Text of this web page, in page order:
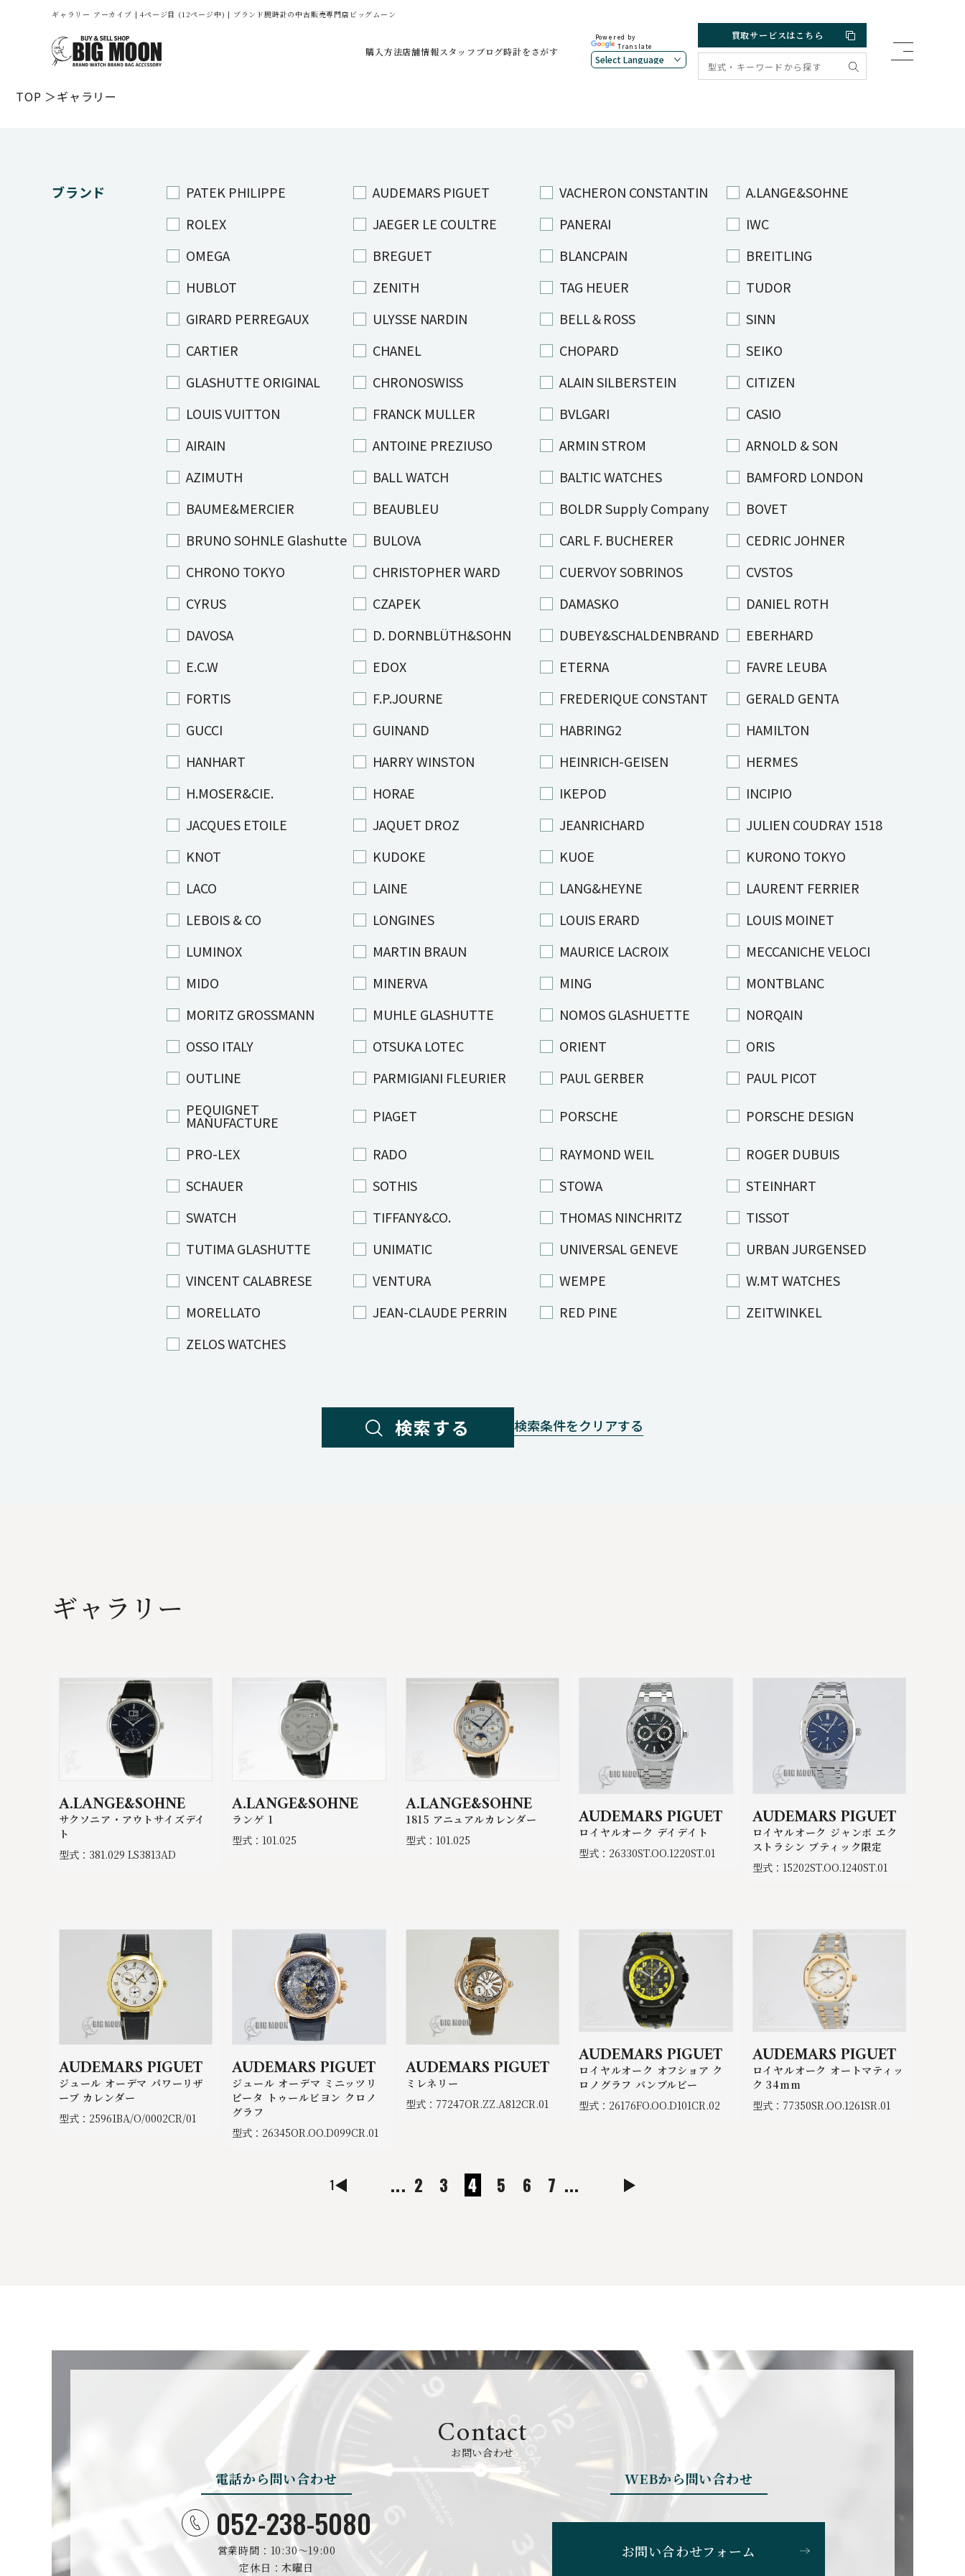
ギャラリー アーカイブ | 4ページ目 (12ページ中) | ブランド腕時計の中古販売専門店ビッグムーン
購入方法店舗情報スタッフブログ時計をさがす
Powered by
Translate
買取サービスはこちら
TOP ギャラリー
ブランド PATEK PHILIPPE AUDEMARS PIGUET VACHERON CONSTANTIN
A.LANGE&SOHNE
ROLEX
JAEGER LE COULTRE PANERAI
IWC
OMEGA
BREGUET BLANCPAIN
BREITLING
HUBLOT
ZENITH TAG HEUER
TUDOR
GIRARD PERREGAUX
ULYSSE NARDIN BELL＆ROSS
SINN
CARTIER
CHANEL CHOPARD
SEIKO
GLASHUTTE ORIGINAL
CHRONOSWISS ALAIN SILBERSTEIN
CITIZEN
LOUIS VUITTON
FRANCK MULLER BVLGARI
CASIO
AIRAIN
ANTOINE PREZIUSO ARMIN STROM
ARNOLD & SON
AZIMUTH
BALL WATCH BALTIC WATCHES
BAMFORD LONDON
BAUME&MERCIER
BEAUBLEU BOLDR Supply Company
BOVET
BRUNO SOHNLE Glashutte
BULOVA CARL F. BUCHERER
CEDRIC JOHNER
CHRONO TOKYO
CHRISTOPHER WARD CUERVOY SOBRINOS
CVSTOS
CYRUS
CZAPEK DAMASKO
DANIEL ROTH
DAVOSA
D. DORNBLÜTH&SOHN DUBEY&SCHALDENBRAND
EBERHARD
E.C.W
EDOX ETERNA
FAVRE LEUBA
FORTIS
F.P.JOURNE FREDERIQUE CONSTANT
GERALD GENTA
GUCCI
GUINAND HABRING2
HAMILTON
HANHART
HARRY WINSTON HEINRICH-GEISEN
HERMES
H.MOSER&CIE.
HORAE IKEPOD
INCIPIO
JACQUES ETOILE
JAQUET DROZ JEANRICHARD
JULIEN COUDRAY 1518
KNOT
KUDOKE KUOE
KURONO TOKYO
LACO
LAINE LANG&HEYNE
LAURENT FERRIER
LEBOIS & CO
LONGINES LOUIS ERARD
LOUIS MOINET
LUMINOX
MARTIN BRAUN MAURICE LACROIX
MECCANICHE VELOCI
MIDO
MINERVA MING
MONTBLANC
MORITZ GROSSMANN
MUHLE GLASHUTTE NOMOS GLASHUETTE
NORQAIN
OSSO ITALY
OTSUKA LOTEC ORIENT
ORIS
OUTLINE
PARMIGIANI FLEURIER PAUL GERBER
PAUL PICOT
PEQUIGNET
MANUFACTURE PIAGET PORSCHE PORSCHE DESIGN
PRO-LEX RADO RAYMOND WEIL
ROGER DUBUIS
SCHAUER
SOTHIS STOWA
STEINHART
SWATCH
TIFFANY&CO. THOMAS NINCHRITZ
TISSOT
TUTIMA GLASHUTTE
UNIMATIC UNIVERSAL GENEVE
URBAN JURGENSED
VINCENT CALABRESE
VENTURA WEMPE
W.MT WATCHES
MORELLATO
JEAN-CLAUDE PERRIN RED PINE
ZEITWINKEL
ZELOS WATCHES
検索する 検索条件をクリアする
ギャラリー
A.LANGE&SOHNE
サクソニア・アウトサイズデイ
ト
型式：381.029 LS3813AD
A.LANGE&SOHNE
ランゲ 1
型式：101.025
A.LANGE&SOHNE
1815 アニュアルカレンダー
型式：101.025
AUDEMARS PIGUET
ロイヤルオーク デイデイト
型式：26330ST.OO.1220ST.01
AUDEMARS PIGUET
ロイヤルオーク ジャンボ エク
ストラシン ブティック限定
型式：15202ST.OO.1240ST.01
AUDEMARS PIGUET
ジュール オーデマ パワーリザ
ーブ カレンダー
型式：25961BA/O/0002CR/01
AUDEMARS PIGUET
ジュール オーデマ ミニッツリ
ピータ トゥールビヨン クロノ
グラフ
型式：26345OR.OO.D099CR.01
AUDEMARS PIGUET
ミレネリー
型式：77247OR.ZZ.A812CR.01
AUDEMARS PIGUET
ロイヤルオーク オフショア ク
ロノグラフ バンブルビー
型式：26176FO.OO.D101CR.02
AUDEMARS PIGUET
ロイヤルオーク オートマティッ
ク 34mm
型式：77350SR.OO.1261SR.01
1 ... 2 3 4 5 6 7 ...
Contact
お問い合わせ
電話から問い合わせ
052-238-5080
営業時間：10:30〜19:00
定休日：木曜日
WEBから問い合わせ
お問い合わせフォーム